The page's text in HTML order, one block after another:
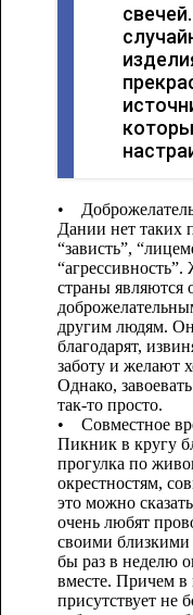
•
Дании нет таких
“зависть”,
страны являются
другим людям.
благодарят,
заботу и желают
Однако,
так-то просто.
• Совместное
Пикник в кругу
прогулка по
окрестностям,
это можно
очень любят
своими близкими
бы раз в неделю
вместе. Причем
присутствует не